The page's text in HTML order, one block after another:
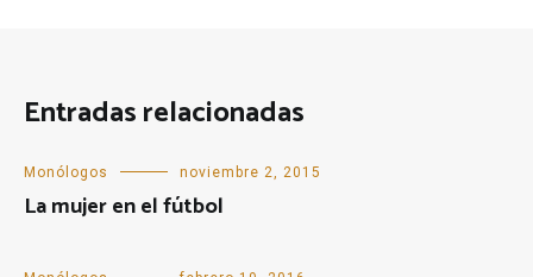
Entradas relacionadas
Monólogos noviembre 2, 2015
La mujer en el fútbol